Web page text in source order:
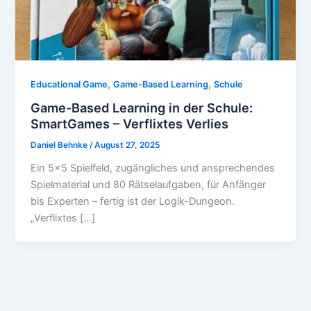
Educational Game,Game-Based Learning,Schule
Game-Based Learning in der Schule:
SmartGames – Verflixtes Verlies
Daniel Behnke/August 27, 2025
Ein 5×5 Spielfeld, zugängliches und ansprechendes
Spielmaterial und 80 Rätselaufgaben, für Anfänger
bis Experten – fertig ist der Logik-Dungeon.
„Verflixtes […]